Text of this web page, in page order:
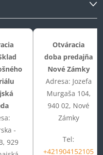
-
929
Otváracia
doba predajňa
Nové Zámky
Adresa: Jozefa
Murgaša 104,
940 02, Nové
Zámky
Tel:
+421904152105